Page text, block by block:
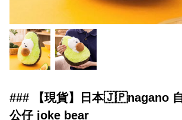
### 【現貨】日本🇯🇵nagano
公仔 joke bear